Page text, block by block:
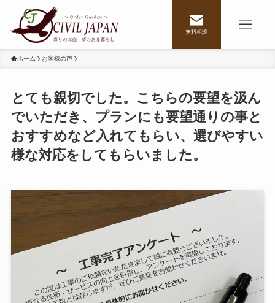
無料相談
ホーム お客様の声
とても親切でした。こちらの要望を汲ん
でいただき、プランにも要望通りの事と
おすすめなど入れてもらい、選びやすい
様な対応をしてもらいました。